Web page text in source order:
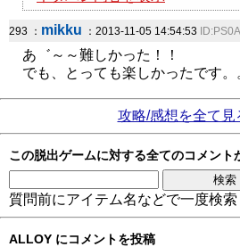
293 ： mikku ：2013-11-05 14:54:53
あ゛～～難しかった！！
でも、とっても楽しかったです。
攻略/感想を全て見
この脱出ゲームに対する全てのコメント
質問前にアイテム名などで一度検索
ALLOY にコメントを投稿